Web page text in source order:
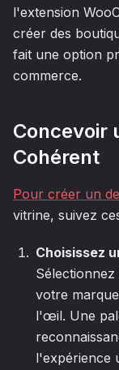
l'extension
créer des
fait une option
commerce.
Concevoir
Cohérent
Pour créer un
vitrine, suivez
Choisissez
votre
l'œil. Une
l'expérience